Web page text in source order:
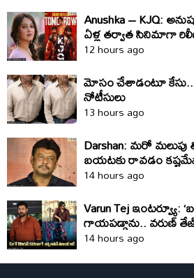
Anushka – KJQ:
ఏళ్ల తర్వాత సినిమాగా
12 hours ago
మోసం చేశాడంటూ కేసు..
నోటీసులు
13 hours ago
Darshan: మరో మలుపు
బయటకు రావడం
14 hours ago
Varun Tej ఇంటర్వ్యూ:
గాయపడ్డాను.. వరుణ్ తేజ్
14 hours ago